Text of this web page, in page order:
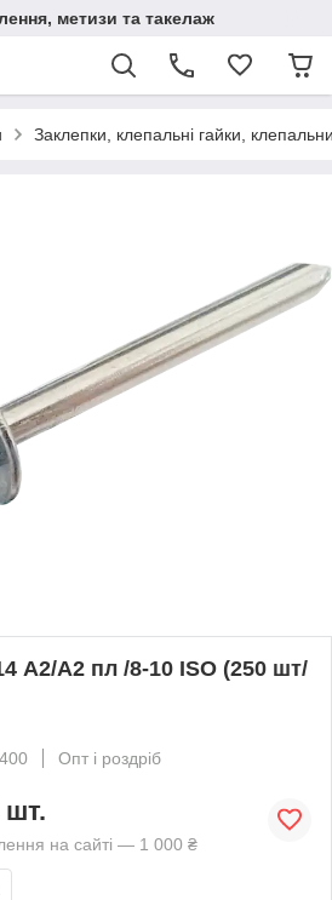
метизи та такелаж
Заклепки, клепальні гайки,
А2/А2 пл /8-10 ISO (250 шт/
Опт і роздріб
шт.
на сайті — 1 000 ₴